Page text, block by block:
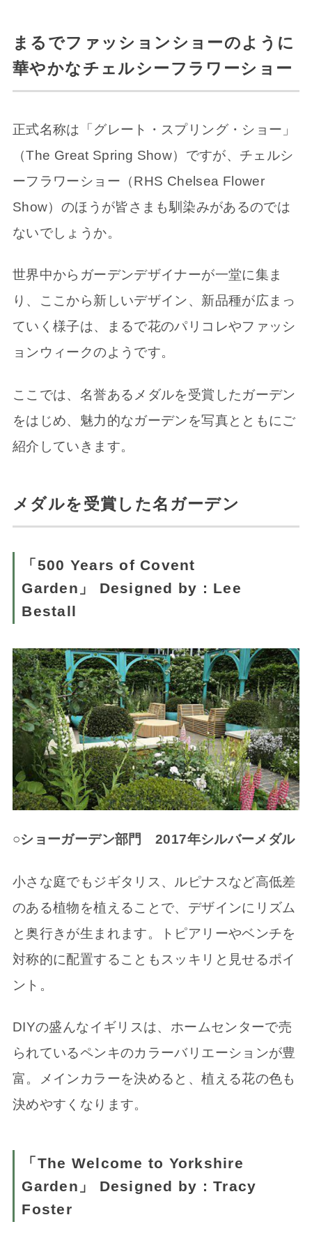
まるでファッションショーのように
華やかなチェルシーフラワーショー
正式名称は「グレート・スプリング・ショー」
（The Great Spring Show）ですが、チェルシ
ーフラワーショー（RHS Chelsea Flower
Show）のほうが皆さまも馴染みがあるのでは
ないでしょうか。
世界中からガーデンデザイナーが一堂に集ま
り、ここから新しいデザイン、新品種が広まっ
ていく様子は、まるで花のパリコレやファッシ
ョンウィークのようです。
ここでは、名誉あるメダルを受賞したガーデン
をはじめ、魅力的なガーデンを写真とともにご
紹介していきます。
メダルを受賞した名ガーデン
「500 Years of Covent
Garden」 Designed by : Lee
Bestall
○ショーガーデン部門 2017年シルバーメダル
小さな庭でもジギタリス、ルピナスなど高低差
のある植物を植えることで、デザインにリズム
と奥行きが生まれます。トピアリーやベンチを
対称的に配置することもスッキリと見せるポイ
ント。
DIYの盛んなイギリスは、ホームセンターで売
られているペンキのカラーバリエーションが豊
富。メインカラーを決めると、植える花の色も
決めやすくなります。
「The Welcome to Yorkshire
Garden」 Designed by : Tracy
Foster